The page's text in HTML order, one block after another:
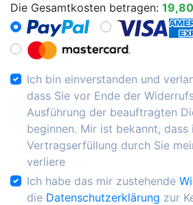
Die Gesamtkosten betragen:
Ich bin einverstanden und
dass Sie vor Ende der
Ausführung der beauftragten
beginnen. Mir ist bekannt,
Vertragserfüllung durch Sie
verliere
Ich habe das mir zustehende
die Datenschutzerklärung zur